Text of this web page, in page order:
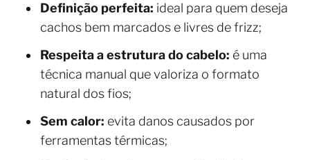
Definição perfeita: ideal para quem deseja
cachos bem marcados e livres de frizz;
Respeita a estrutura do cabelo: é uma
técnica manual que valoriza o formato
natural dos fios;
Sem calor: evita danos causados por
ferramentas térmicas;